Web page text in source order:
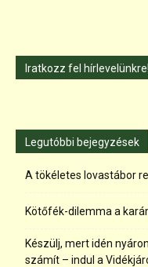
Iratkozz fel hírlevelünkre!
Legutóbbi bejegyzések
A tökéletes lovastábor
Kötőfék-dilemma a
Készülj, mert idén
számít – indul a